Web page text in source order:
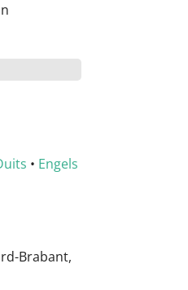
• Engels
Brabant,